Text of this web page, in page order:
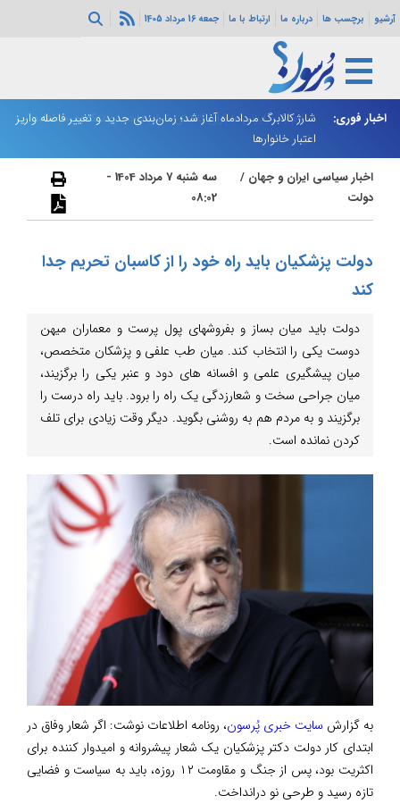
آرشیو برچسب ها درباره ما ارتباط با ما جمعه 16 مرداد 1405
اخبار فوری:
هرمز ادامه
شارژ کالابرگ مردادماه آغاز شد؛ زمان‌بندی جدید و تغییر فاصله واریز
اعتبار خانوارها
اخبار سیاسی ایران و جهان /
دولت
سه شنبه 7 مرداد 1404 -
08:02
دولت پزشکیان باید راه خود را از کاسبان تحریم جدا
کند
دولت باید میان بساز و بفروشهای پول پرست و معماران میهن
دوست یکی را انتخاب کند. میان طب علفی و پزشکان متخصص،
میان پیشگیری علمی و افسانه های دود و عنبر یکی را برگزیند،
میان جراحی سخت و شعارزدگی یک راه را برود. باید راه درست را
برگزیند و به مردم هم به روشنی بگوید. دیگر وقت زیادی برای تلف
کردن نمانده است.
به گزارش سایت خبری پُرسون، رونامه اطلاعات نوشت: اگر شعار وفاق در
ابتدای کار دولت دکتر پزشکیان یک شعار پیشروانه و امیدوار کننده برای
اکثریت بود، پس از جنگ و مقاومت ۱۲ روزه، باید به سیاست و فضایی
تازه رسید و طرحی نو درانداخت.